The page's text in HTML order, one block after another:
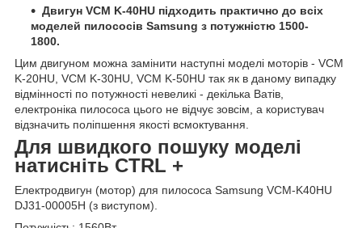
Двигун VCM K-40HU підходить практично до всіх
моделей пилососів Samsung з потужністю 1500-
1800.
Цим двигуном можна замінити наступні моделі моторів - VCM
K-20HU, VCM K-30HU, VCM K-50HU так як в даному випадку
відмінності по потужності невеликі - декілька Ватів,
електроніка пилососа цього не відчує зовсім, а користувач
відзначить поліпшення якості всмоктування.
Для швидкого пошуку моделі
натисніть CTRL +
Електродвигун (мотор) для пилососа Samsung VCM-K40HU
DJ31-00005H (з виступом).